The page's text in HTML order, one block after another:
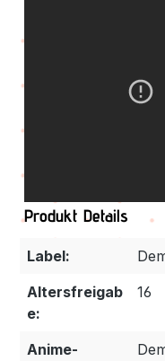
Produkt Details
Label:
Altersfreigab
e:
16
Anime-